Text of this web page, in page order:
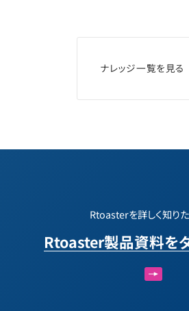
ナレッジ一覧を 見る
Rtoasterを詳しく知り
Rtoaster製品資料を